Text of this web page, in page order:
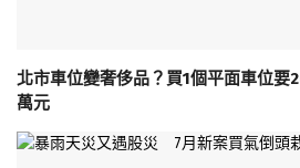
北市車位變奢侈品？買1個平面車位
萬元